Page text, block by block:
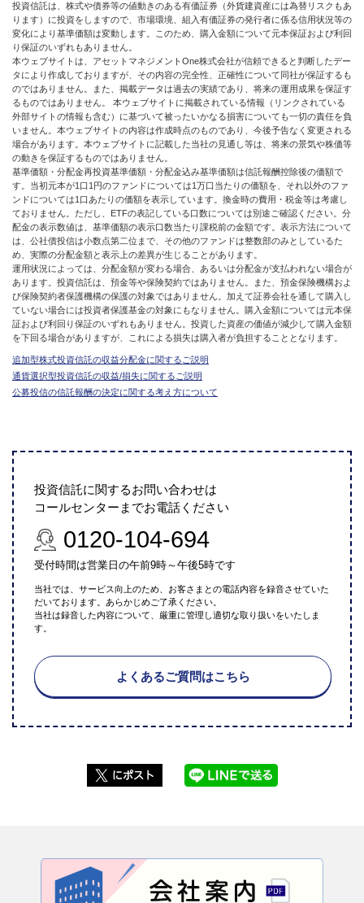
投資信託は、株式や債券等の値動きのある有価証券（外貨建資産には為替リスクもあ
ります）に投資をしますので、市場環境、組入有価証券の発行者に係る信用状況等の
変化により基準価額は変動します。このため、購入金額について元本保証および利回
り保証のいずれもありません。
本ウェブサイトは、アセットマネジメントOne株式会社が信頼できると判断したデー
タにより作成しておりますが、その内容の完全性、正確性について同社が保証するも
のではありません。また、掲載データは過去の実績であり、将来の運用成果を保証す
るものではありません。 本ウェブサイトに掲載されている情報（リンクされている
外部サイトの情報も含む）に基づいて被ったいかなる損害についても一切の責任を負
いません。本ウェブサイトの内容は作成時点のものであり、今後予告なく変更される
場合があります。本ウェブサイトに記載した当社の見通し等は、将来の景気や株価等
の動きを保証するものではありません。
基準価額・分配金再投資基準価額・分配金込み基準価額は信託報酬控除後の価額で
す。当初元本が1口1円のファンドについては1万口当たりの価額を、それ以外のファ
ンドについては1口あたりの価額を表示しています。換金時の費用・税金等は考慮し
ておりません。ただし、ETFの表記している口数については別途ご確認ください。分
配金の表示数値は、基準価額の表示口数当たり課税前の金額です。表示方法について
は、公社債投信は小数点第二位まで、その他のファンドは整数部のみとしているた
め、実際の分配金額と表示上の差異が生じることがあります。
運用状況によっては、分配金額が変わる場合、あるいは分配金が支払われない場合が
あります。投資信託は、預金等や保険契約ではありません。また、預金保険機構およ
び保険契約者保護機構の保護の対象ではありません。加えて証券会社を通して購入し
ていない場合には投資者保護基金の対象にもなりません。購入金額については元本保
証および利回り保証のいずれもありません。投資した資産の価値が減少して購入金額
を下回る場合がありますが、これによる損失は購入者が負担することとなります。
追加型株式投資信託の収益分配金に関するご説明
通貨選択型投資信託の収益/損失に関するご説明
公募投信の信託報酬の決定に関する考え方について
投資信託に関するお問い合わせは
コールセンターまでお電話ください
0120-104-694
受付時間は営業日の午前9時～午後5時です
当社では、サービス向上のため、お客さまとの電話内容を録音させていた
だいております。あらかじめご了承ください。
当社は録音した内容について、厳重に管理し適切な取り扱いをいたしま
す。
よくあるご質問はこちら